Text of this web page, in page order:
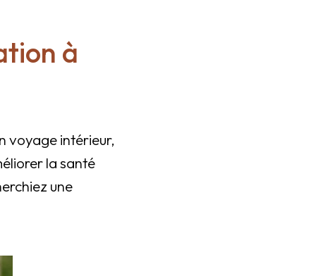
à
voyage intérieur,
la santé
une